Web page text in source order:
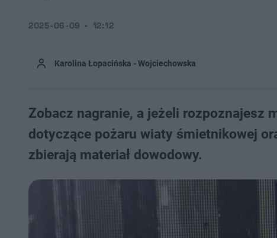
Karolina Łopacińska - Wojciechowska
2025-06-09 12:12
Zobacz nagranie, a jeżeli rozpoznajesz
dotyczące pożaru wiaty śmietnikowej
zbierają materiał dowodowy.